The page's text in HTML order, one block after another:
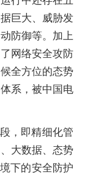
巨大、威胁发
防御等。加上
网络安全攻防
全方位的态势
系，被中国电
，即精细化管
大数据、态势
下的安全防护